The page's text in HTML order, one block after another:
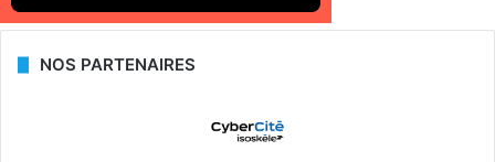
NOS PARTENAIRES